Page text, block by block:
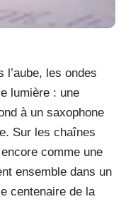
l’aube, les ondes
lumière : une
à un saxophone
Sur les chaînes
comme une
ensemble dans un
centenaire de la